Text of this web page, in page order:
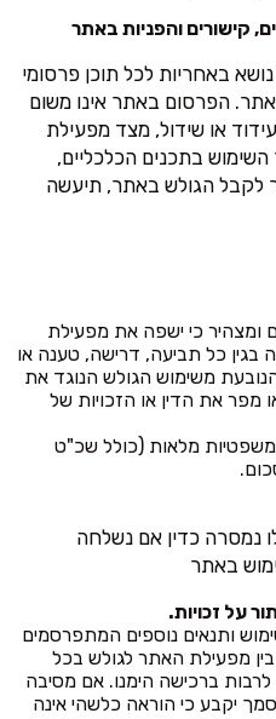
קישורים והפניות באתר
באחריות לכל תוכן פרסומי
הפרסום באתר אינו משום
או שידול, מצד מפעילת
בתכנים הכלכליים,
לקבל הגולש באתר, תיעשה
ומצהיר כי ישפה את מפעילת
בגין כל תביעה, דרישה, טענה או
משימוש הגולש הנוגד את
מפר את הדין או הזכויות של
משפטיות מלאות (כולל שכ"ט
נמסרה כדין אם נשלחה
באתר
על זכויות.
ותנאים נוספים המתפרסמים
מפעילת האתר לגולש בכל
ברכישה הימנו. אם מסיבה
יקבע כי הוראה כלשהי אינה